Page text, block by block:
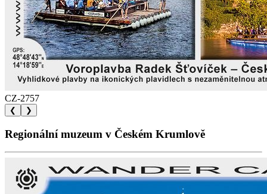
CZ-2757
❮ ❯
Regionální muzeum v Českém Krumlově